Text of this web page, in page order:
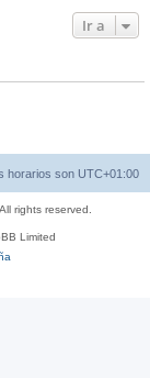
Ir a
horarios son UTC+01:00
rights reserved.
Limited